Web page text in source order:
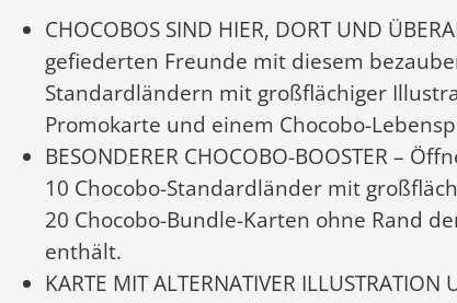
CHOCOBOS SIND HIER, DORT UND
gefiederten Freunde mit diesem
Standardländern mit großflächiger
Promokarte und einem Chocobo-
BESONDERER CHOCOBO-BOOSTER –
10 Chocobo-Standardländer mit
20 Chocobo-Bundle-Karten ohne Rand
enthält.
KARTE MIT ALTERNATIVER